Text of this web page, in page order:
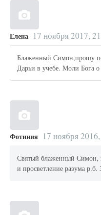
Елена 17 ноября 2017,
Блаженный Симон,прошу
Дарьи в учебе. Моли Бога
Фотиния 17 ноября
Святый блаженный Симон,
и просветление разума